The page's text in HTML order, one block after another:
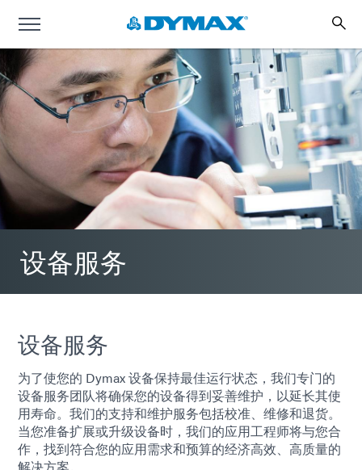
设备服务
设备服务
为了使您的 Dymax 设备保持最佳运行状态，我们专门的
设备服务团队将确保您的设备得到妥善维护，以延长其使
用寿命。我们的支持和维护服务包括校准、维修和退货。
当您准备扩展或升级设备时，我们的应用工程师将与您合
作，找到符合您的应用需求和预算的经济高效、高质量的